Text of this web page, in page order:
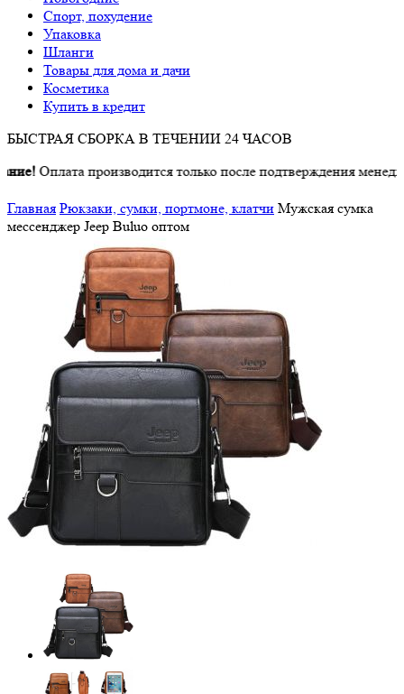
Спорт, похудение
Упаковка
Шланги
Товары для дома и дачи
Косметика
Купить в кредит
БЫСТРАЯ СБОРКА В ТЕЧЕНИИ 24 ЧАСОВ
Оплата производится только после подтверждения менеджером
Главная Рюкзаки, сумки, портмоне, клатчи Мужская сумка
мессенджер Jeep Buluo оптом